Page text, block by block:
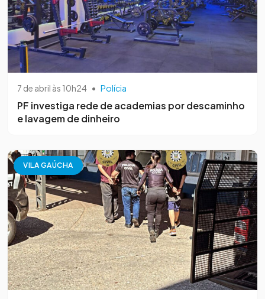
7 de abril às 10h24 • Polícia
PF investiga rede de academias por descaminho
e lavagem de dinheiro
VILA GAÚCHA